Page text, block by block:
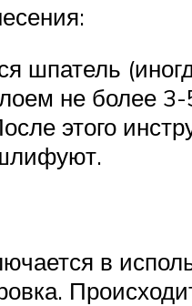
шпатель
не более
этого
в